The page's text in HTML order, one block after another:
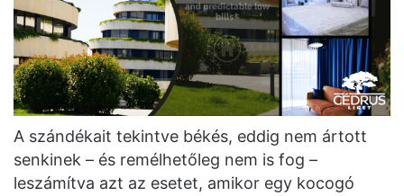
A szándékait tekintve békés, eddig nem ártott
senkinek – és remélhetőleg nem is fog –
leszámítva azt az esetet, amikor egy kocogó